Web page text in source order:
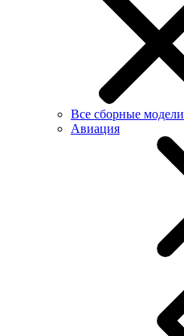
Все сборные модели
Авиация